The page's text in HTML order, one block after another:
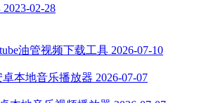
2023-02-28
油管视频下载工具 2026-07-10
卓本地音乐播放器 2026-07-07